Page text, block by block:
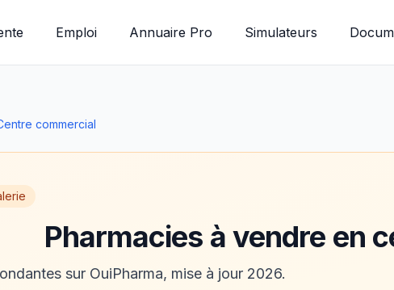
Emploi Annuaire Pro Simulateurs
commercial
Pharmacies à vendre en
sur OuiPharma, mise à jour 2026.